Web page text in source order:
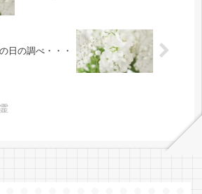
日の調べ・・・